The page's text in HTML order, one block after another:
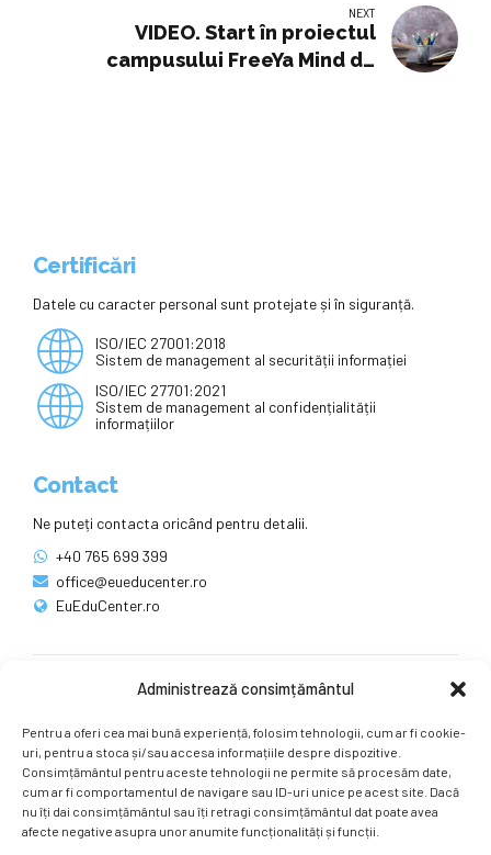
Administrează consimțământul
Pentru a oferi cea mai bună experiență, folosim tehnologii, cum ar fi cookie-
uri, pentru a stoca și/sau accesa informațiile despre dispozitive.
Consimțământul pentru aceste tehnologii ne permite să procesăm date,
cum ar fi comportamentul de navigare sau ID-uri unice pe acest site. Dacă
nu îți dai consimțământul sau îți retragi consimțământul dat poate avea
afecte negative asupra unor anumite funcționalități și funcții.
NEXT
VIDEO. Start în proiectul
campusului FreeYa Mind de
Certificări
Datele cu caracter personal sunt protejate și în siguranță.
ISO/IEC 27001:2018
Sistem de management al securității informației
ISO/IEC 27701:2021
Sistem de management al confidențialității
informațiilor
Contact
Ne puteți contacta oricând pentru detalii.
+40 765 699 399
office@eueducenter.ro
EuEduCenter.ro
Ne puteți găsi și pe rețelele sociale.